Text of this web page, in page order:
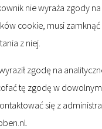
nie wyraża zgody
cookie, musi zamknąć
z niej.
zgodę na
tę zgodę w
się z